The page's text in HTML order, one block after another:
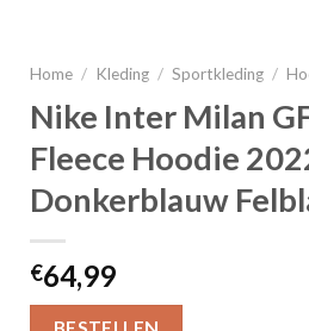
Home / Kleding / Sportkleding /
Nike Inter Milan
Fleece Hoodie
Donkerblauw
€64,99